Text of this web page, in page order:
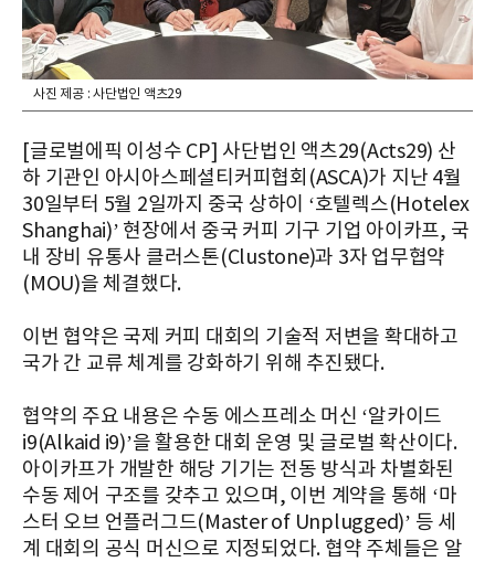
사진 제공 : 사단법인 액츠29
[글로벌에픽 이성수 CP] 사단법인 액츠29(Acts29) 산
하 기관인 아시아스페셜티커피협회(ASCA)가 지난 4월
30일부터 5월 2일까지 중국 상하이 ‘호텔렉스(Hotelex
Shanghai)’ 현장에서 중국 커피 기구 기업 아이카프, 국
내 장비 유통사 클러스톤(Clustone)과 3자 업무협약
(MOU)을 체결했다.
이번 협약은 국제 커피 대회의 기술적 저변을 확대하고
국가 간 교류 체계를 강화하기 위해 추진됐다.
협약의 주요 내용은 수동 에스프레소 머신 ‘알카이드
i9(Alkaid i9)’을 활용한 대회 운영 및 글로벌 확산이다.
아이카프가 개발한 해당 기기는 전동 방식과 차별화된
수동 제어 구조를 갖추고 있으며, 이번 계약을 통해 ‘마
스터 오브 언플러그드(Master of Unplugged)’ 등 세
계 대회의 공식 머신으로 지정되었다. 협약 주체들은 알